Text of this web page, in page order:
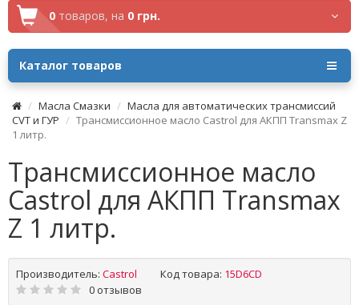
0 товаров, на 0 грн.
Каталог товаров
Масла Смазки
Масла для автоматических трансмиссий
CVT и ГУР
Трансмиссионное масло Castrol для АКПП Transmax Z
1 литр.
Трансмиссионное масло
Castrol для АКПП Transmax
Z 1 литр.
Производитель: Castrol Код товара: 15D6CD
0 отзывов